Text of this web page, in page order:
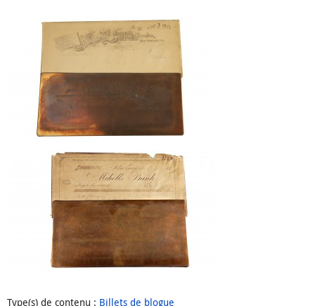
Type(s) de contenu : Billets de blogue